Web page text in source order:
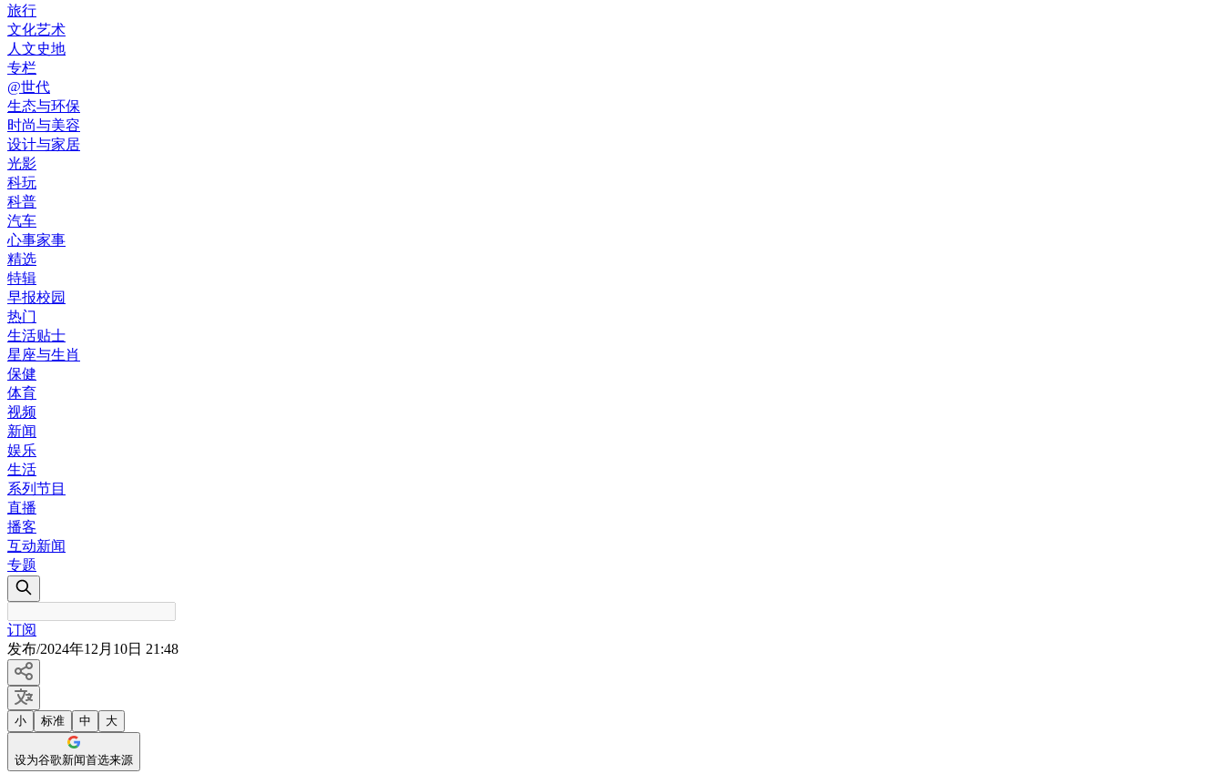
旅行
文化艺术
人文史地
专栏
@世代
生态与环保
时尚与美容
设计与家居
光影
科玩
科普
汽车
心事家事
精选
特辑
早报校园
热门
生活贴士
星座与生肖
保健
体育
视频
新闻
娱乐
生活
系列节目
直播
播客
互动新闻
专题
订阅
发布/2024年12月10日 21:48
小 标准 中 大
设为谷歌新闻首选来源